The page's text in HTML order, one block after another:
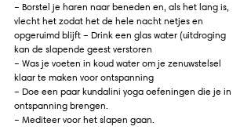
– Borstel je haren naar beneden en, als het lang is,
vlecht het zodat het de hele nacht netjes en
opgeruimd blijft – Drink een glas water (uitdroging
kan de slapende geest verstoren
– Was je voeten in koud water om je zenuwstelsel
klaar te maken voor ontspanning
– Doe een paar kundalini yoga oefeningen die je in
ontspanning brengen.
– Mediteer voor het slapen gaan.